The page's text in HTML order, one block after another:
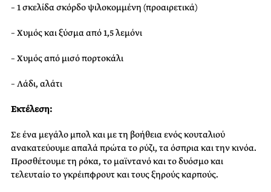
– 1 σκελίδα σκόρδο ψιλοκομμένη (προαιρετικά)
– Χυμός και ξύσμα από 1,5 λεμόνι
– Χυμός από μισό πορτοκάλι
– Λάδι, αλάτι
Εκτέλεση:
Σε ένα μεγάλο μπολ και με τη βοήθεια ενός κουταλιού
ανακατεύουμε απαλά πρώτα το ρύζι, τα όσπρια και την κινόα.
Προσθέτουμε τη ρόκα, το μαϊντανό και το δυόσμο και
τελευταίο το γκρέιπφρουτ και τους ξηρούς καρπούς.